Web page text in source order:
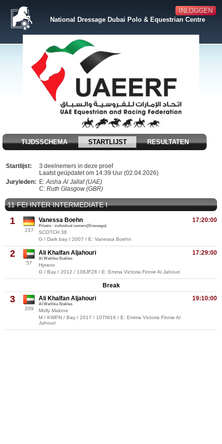
INLOGGEN
National Dressage Dubai Polo & Equestrian Centre
TIJDSSCHEMA STARTLIJST RESULTATEN
Startlijst:
3 deelnemers in deze proef
Laatst geüpdatet om 14:39 Uur (02.04.2026)
Juryleden:
E:Aisha Al Jallaf (UAE)
C: Ruth Glasgow (GBR)
11 FEI INTER INTERMEDIATE I
1
237
17:20:00
Vanessa Boehn
Private - individual owners(Dressage)
SCOTCH 38
G / Dark bay / 2007 / E: Vanessa Boehn
2
57
17:29:00
Ali Khalfan Aljahouri
Al Wathba Stables
Hyrano
G / Bay / 2012 / 108JF28 / E: Emma Victoria Finnie Al Jahouri
Break
3
209
19:10:00
Ali Khalfan Aljahouri
Al Wathba Stables
Molly Malone
M / KWPN / Bay / 2017 / 107NI16 / E: Emma Victoria Finnie Al
Jahouri